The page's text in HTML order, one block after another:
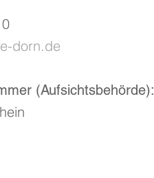
dorn.de
(Aufsichtsbehörde):